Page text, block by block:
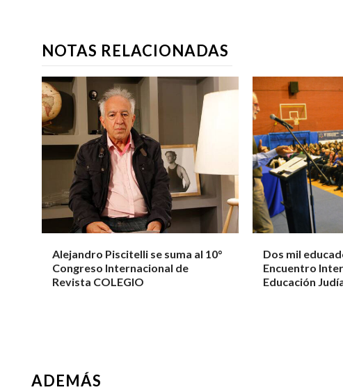
NOTAS RELACIONADAS
Alejandro Piscitelli se suma al 10°
Congreso Internacional de
Revista COLEGIO
Dos mil
Encuentro
Educación
ADEMÁS